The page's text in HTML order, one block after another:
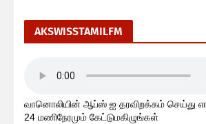
AKSWISSTAMILFM
வானொலியின் ஆப்ஸ் ஐ தரவிறக்கம் செய்து
24 மணிநேரமும் கேட்டுமகிழுங்கள்